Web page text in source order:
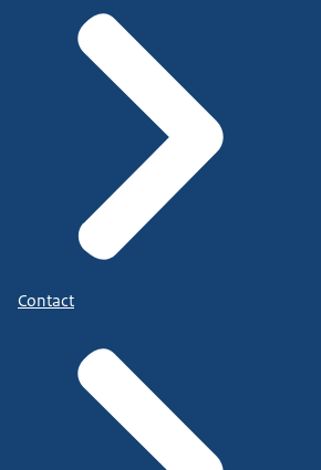
Contact